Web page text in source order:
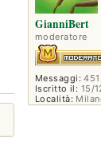
GianniBert
moderatore
Messaggi:
Iscritto il: 15/
Località: